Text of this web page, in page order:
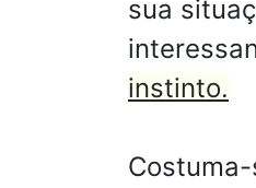
sua
instinto.